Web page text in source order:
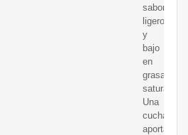
sabor
ligero
y
bajo
en
grasas
saturadas.
Una
cucharada
aporta